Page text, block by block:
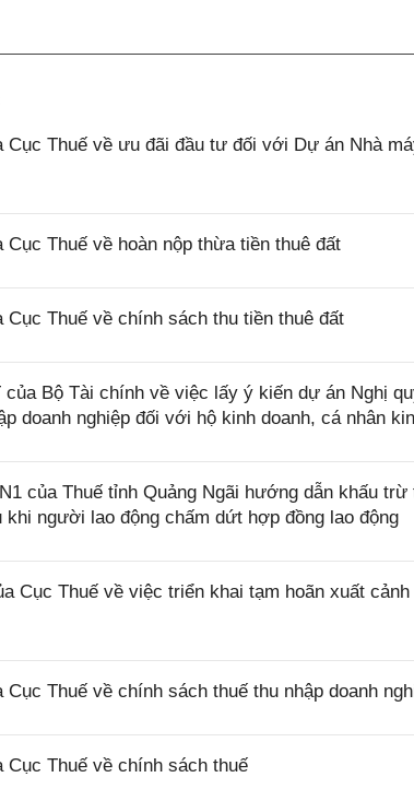
Cục Thuế về ưu đãi đầu tư đối với Dự án Nhà
Cục Thuế về hoàn nộp thừa tiền thuê đất
Cục Thuế về chính sách thu tiền thuê đất
của Bộ Tài chính về việc lấy ý kiến dự án Nghị
doanh nghiệp đối với hộ kinh doanh, cá nhân
của Thuế tỉnh Quảng Ngãi hướng dẫn khấu
khi người lao động chấm dứt hợp đồng lao động
Cục Thuế về việc triển khai tạm hoãn xuất
Cục Thuế về chính sách thuế thu nhập doanh
Cục Thuế về chính sách thuế